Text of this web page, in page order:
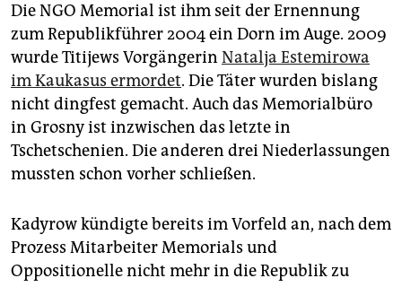
Die NGO Memorial ist ihm seit der Ernennung
zum Republikführer 2004 ein Dorn im Auge. 2009
wurde Titijews Vorgängerin Natalja Estemirowa
im Kaukasus ermordet. Die Täter wurden bislang
nicht dingfest gemacht. Auch das Memorialbüro
in Grosny ist inzwischen das letzte in
Tschetschenien. Die anderen drei Niederlassungen
mussten schon vorher schließen.
Kadyrow kündigte bereits im Vorfeld an, nach dem
Prozess Mitarbeiter Memorials und
Oppositionelle nicht mehr in die Republik zu